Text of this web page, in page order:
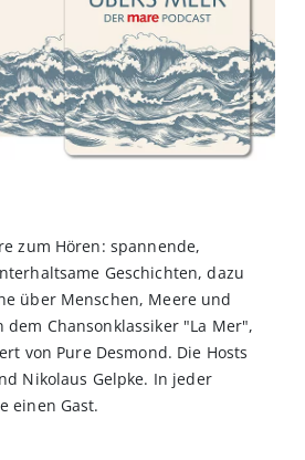
zum Hören: spannende,
Geschichten, dazu
über Menschen, Meere und
dem Chansonklassiker "La Mer",
von Pure Desmond. Die Hosts
Nikolaus Gelpke. In jeder
einen Gast.